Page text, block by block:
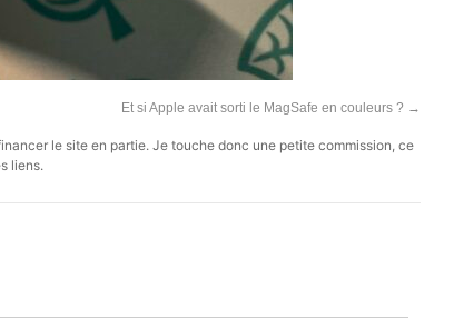
Et si Apple avait sorti le MagSafe en couleurs ? →
le site en partie. Je touche donc une petite commission, ce
liens.